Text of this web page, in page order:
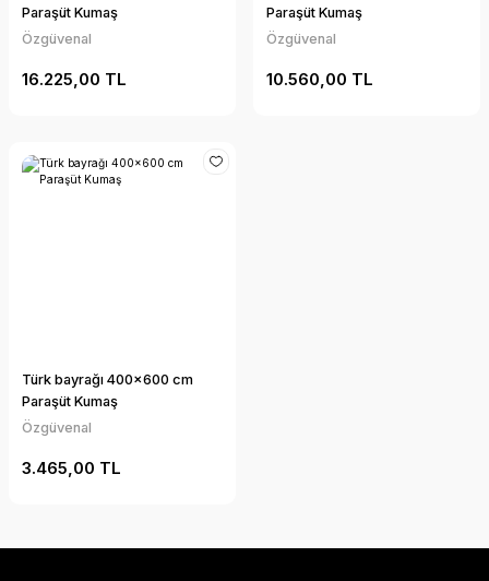
Paraşüt Kumaş
Özgüvenal
16.225,00 TL
Paraşüt Kumaş
Özgüvenal
10.560,00 TL
Türk bayrağı 400x600 cm
Paraşüt Kumaş
Özgüvenal
3.465,00 TL